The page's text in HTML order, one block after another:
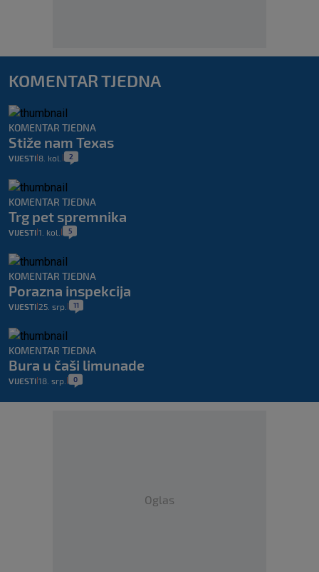
KOMENTAR TJEDNA
KOMENTAR TJEDNA
Stiže nam Texas
VIJESTI 8. kol. 2
KOMENTAR TJEDNA
Trg pet spremnika
VIJESTI 1. kol. 5
KOMENTAR TJEDNA
Porazna inspekcija
VIJESTI 25. srp. 11
KOMENTAR TJEDNA
Bura u čaši limunade
VIJESTI 18. srp. 0
Oglas